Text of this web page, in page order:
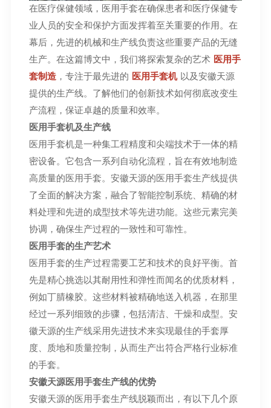
在医疗保健领域，医用手套在确保患者和医疗保健专
业人员的安全和保护方面发挥着至关重要的作用。在
幕后，先进的机械和生产线负责这些重要产品的无缝
生产。在这篇博文中，我们将探索复杂的艺术 医用手
套制造，专注于最先进的 医用手套机以及安徽天源
提供的生产线。了解他们的创新技术如何彻底改变生
产流程，保证卓越的质量和效率。
医用手套机及生产线
医用手套机是一种集工程精度和尖端技术于一体的精
密设备。它包含一系列自动化流程，旨在有效地制造
高质量的医用手套。安徽天源的医用手套生产线提供
了全面的解决方案，融合了智能控制系统、精确的材
料处理和先进的成型技术等先进功能。这些元素完美
协调，确保生产过程的一致性和可靠性。
医用手套的生产艺术
医用手套的生产过程需要工艺和技术的良好平衡。首
先是精心挑选以其耐用性和弹性而闻名的优质材料，
例如丁腈橡胶。这些材料被精确地送入机器，在那里
经过一系列细致的步骤，包括清洁、干燥和成型。安
徽天源的生产线采用先进技术来实现最佳的手套厚
度、质地和质量控制，从而生产出符合严格行业标准
的手套。
安徽天源医用手套生产线的优势
安徽天源的医用手套生产线脱颖而出，有以下几个原